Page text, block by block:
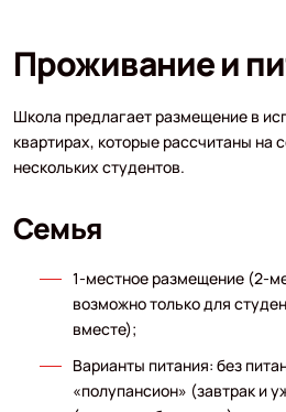
Проживание и
Школа предлагает размещение в
квартирах, которые рассчитаны на
нескольких студентов.
Семья
1-местное размещение (2-
возможно только для
вместе);
Варианты питания: без
«полупансион» (завтрак и